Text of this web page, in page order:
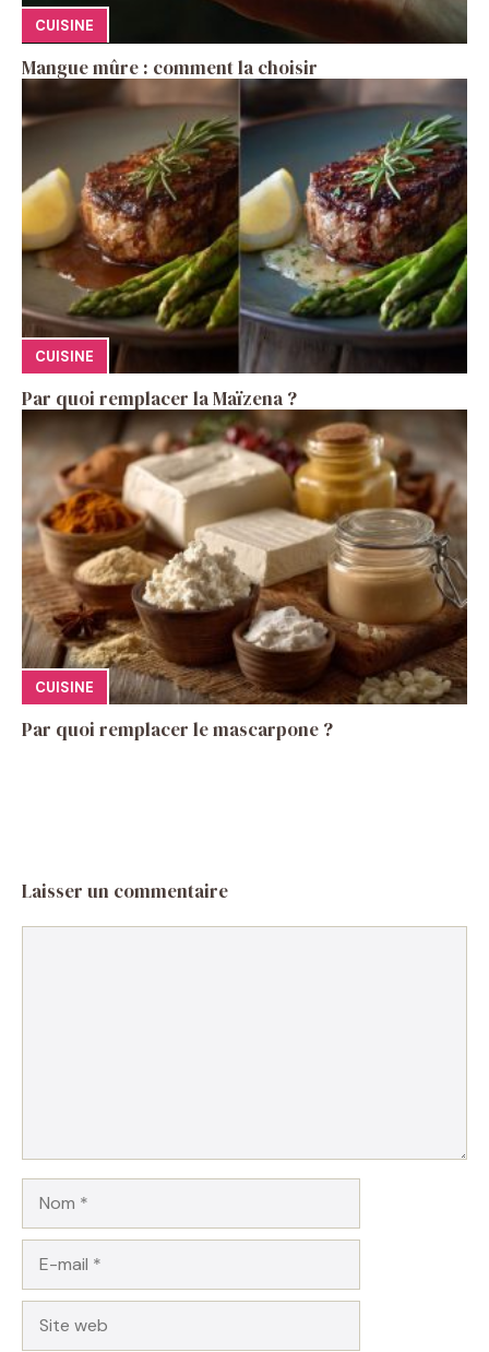
CUISINE
Mangue mûre : comment la choisir
CUISINE
Par quoi remplacer la Maïzena ?
CUISINE
Par quoi remplacer le mascarpone ?
Laisser un commentaire
mail
web